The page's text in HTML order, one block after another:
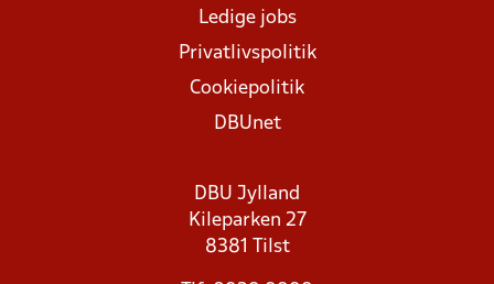
Ledige jobs
Privatlivspolitik
Cookiepolitik
DBUnet
DBU Jylland
Kileparken 27
8381 Tilst